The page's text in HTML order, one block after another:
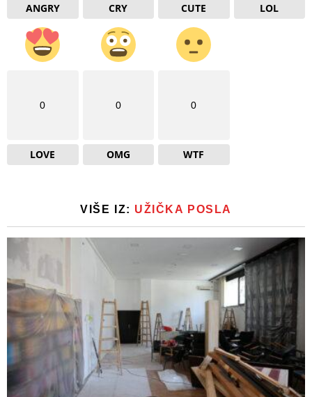
ANGRY CRY CUTE LOL
0
LOVE
0
OMG
0
WTF
VIŠE IZ: UŽIČKA POSLA